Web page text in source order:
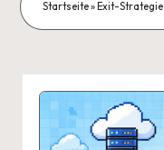
Startseite» Exit-Strategie